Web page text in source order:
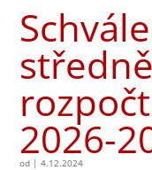
2026-
od |4.12.2024